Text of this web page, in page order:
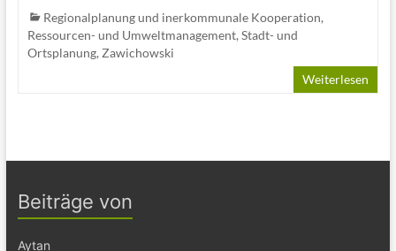
Regionalplanung und inerkommunale Kooperation,
Ressourcen- und Umweltmanagement, Stadt- und
Ortsplanung, Zawichowski
Weiterlesen
Beiträge von
Aytan